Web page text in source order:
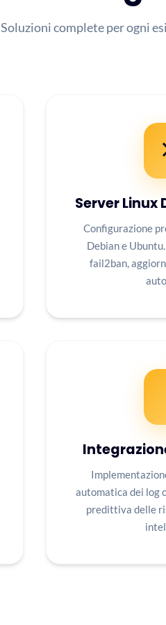
Soluzioni complete per ogni
Server
Configurazione
Debian e
fail2ban,
automatica dei log
predittiva delle